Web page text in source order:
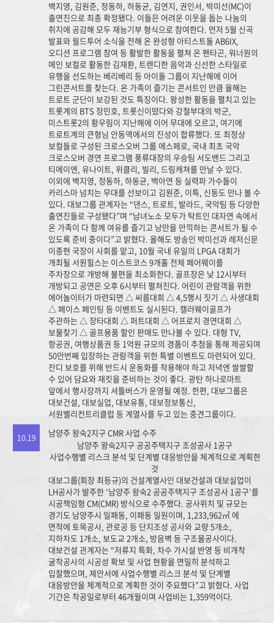
백지영, 김원준, 정동하, 하동균, 김연지, 권인서, 박미선(MC)이
출연진으로 최종 확정됐다. 이들은 어려운 이웃을 돕는 나눔의
취지에 공감해 모두 재능기부 형식으로 참여한다. 먼저 5월 신곡
발표와 월드투어 소식을 전해 온 완성형 아티스트돌 AB6IX,
오디션 프로그램 참여 등 활발한 활동을 펼쳐 온 펜타곤, 워너원의
메인 보컬로 활동한 김재환, 트렌디한 음악과 신선한 스타일로
유행을 선도하는 베리베리 등 아이돌 그룹이 지난해에 이어
그린콘서트를 찾는다. 온 가족이 즐기는 콘서트인 만큼 올해는
트로트 군단이 보강된 것도 특징이다. 왕성한 활동을 펼치고 있는
트롯계의 BTS 장민호, 트롯신이떴다와 강철부대의 박군,
미스트롯2의 황우림이 지난해에 이어 무대에 오르고, 여기에
트로트계의 큰형님 안동역에서의 진성이 합류했다. 또 최정상
보컬들로 구성된 크로스오버 그룹 에스페로, 국내 최초 국악
크로스오버 경연 프로그램 풍류대장의 우승팀 서도밴드 그리고
티에이엔, 유나이트, 위클리, 빌리, 드림캐쳐를 만날 수 있다.
이외에 백지영, 정동하, 하동균, 백아연 등 실력파 가수들이
카리스마 넘치는 무대를 선보이고 김원준, 이특, 신동도 만나 볼 수
있다. 대보그룹 관계자는 “댄스, 트로트, 발라드, 국악팀 등 다양한
출연진들로 구성됐다”며 “남녀노소 모두가 탁트인 대자연 속에서
온 가족이 다 함께 여유를 즐기고 낭만을 만끽하는 콘서트가 될 수
있도록 준비 중이다”고 밝혔다. 올해도 방송인 박미선과 레저신문
이종현 국장이 사회를 맡고, 10월 국내 유일의 LPGA 대회가
개최될 서원힐스는 이스트코스 9개홀 전체 페어웨이를
주차장으로 개방해 불편을 최소화한다. 골프장은 낮 12시부터
개방되고 공연은 오후 6시부터 펼쳐진다. 어린이 관람객을 위한
에어놀이터가 마련되면 △ 씨름대회 △ 4,5행시 짓기 △ 사생대회
△ 페이스 페인팅 등 이벤트도 실시된다. 캘러웨이골프가
주관하는 △ 장타대회 △ 퍼트대회 △ 어프로치 경연대회 △
보물찾기 △ 골프용품 할인 판매도 만나볼 수 있다. 대형 TV,
항공권, 여행상품권 등 1억원 규모의 경품이 추첨을 통해 제공되며
50만번째 입장하는 관람객을 위한 특별 이벤트도 마련되어 있다.
잔디 보호를 위해 반드시 운동화를 착용해야 하고 저녁엔 쌀쌀할
수 있어 담요와 재킷을 준비하는 것이 좋다. 광탄 하나로마트
앞에서 행사장까지 셔틀버스가 운영될 예정. 한편, 대보그룹은
대보건설, 대보실업, 대보유통, 대보정보통신,
서원밸리컨트리클럽 등 계열사를 두고 있는 중견그룹이다.
10.19
남양주 왕숙2지구 CMR 사업 수주
남양주 왕숙2지구 공공주택지구 조성공사 1공구
사업수행별 리스크 분석 및 단계별 대응방안을 체계적으로 계획한
것
대보그룹(회장 최등규)의 건설계열사인 대보건설과 대보실업이
LH공사가 발주한 ‘남양주 왕숙2 공공주택지구 조성공사 1공구’를
시공책임형 CM(CMR) 방식으로 수주했다. 공사위치 및 규모는
경기도 남양주시 일패동, 이패동 일원이며, 1,233,962㎡ 에
면적에 토목공사, 관로공 등 단지조성 공사와 교량 5개소,
지하차도 1개소, 보도교 2개소, 방음벽 등 구조물공사이다.
대보건설 관계자는 “저류지 특화, 차수 가시설 반영 등 비개착
굴착공사의 시공성 확보 및 사업 현황을 면밀히 분석하고
입찰했으며, 제안서에 사업수행별 리스크 분석 및 단계별
대응방안을 체계적으로 계획한 것이 주요했다”고 밝혔다. 사업
기간은 착공일로부터 46개월이며 사업비는 1,359억이다.